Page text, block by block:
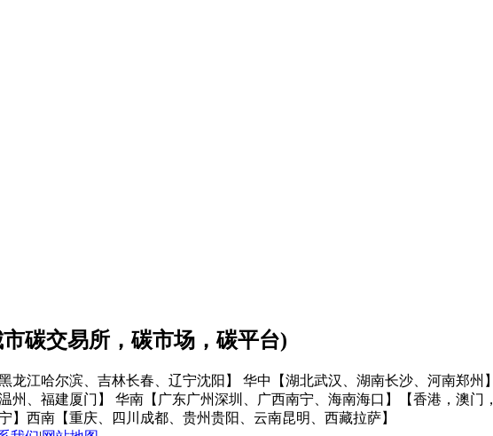
碳交易所，碳市场，碳平台)
龙江哈尔滨、吉林长春、辽宁沈阳】
华中【湖北武汉、湖南长沙、河南郑州】
州、福建厦门】
华南【广东广州深圳、广西南宁、海南海口】
【香港，澳门
】 西南【重庆、四川成都、贵州贵阳、云南昆明、西藏拉萨】